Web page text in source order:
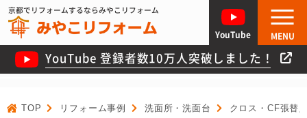
京都でリフォームするならみやこリフォーム
YouTube 登録者数10万人突破しました！
YouTube MENU
TOP リフォーム事例 洗面所・洗面台 クロス・CF張替